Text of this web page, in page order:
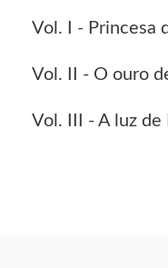
Vol. I - Princesa
Vol. II - O ouro
Vol. III - A luz de